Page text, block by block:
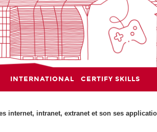
INTERNATIONAL CERTIFY SKILLS
internet, intranet, extranet et son ses